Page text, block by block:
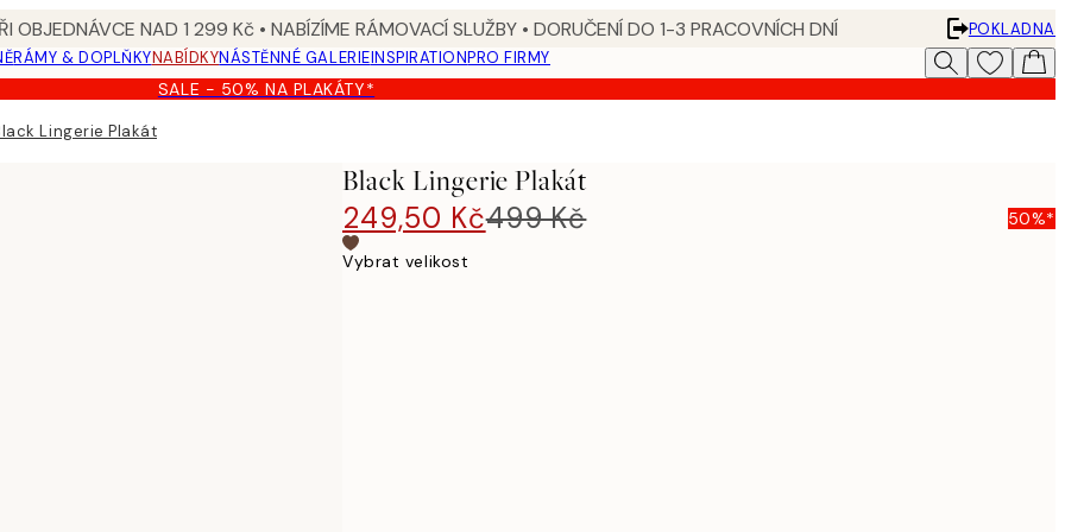
OBJEDNÁVCE NAD 1 299 Kč • NABÍZÍME RÁMOVACÍ SLUŽBY • DORUČENÍ DO 1-3 PRACOVNÍCH DNÍ
POKLADNA
RÁMY & DOPLŇKYNABÍDKYNÁSTĚNNÉ GALERIEINSPIRATIONPRO FIRMY
SALE - 50% NA PLAKÁTY*
Lingerie Plakát
Black Lingerie Plakát
249,50 Kč499 Kč 50%*
Vybrat velikost